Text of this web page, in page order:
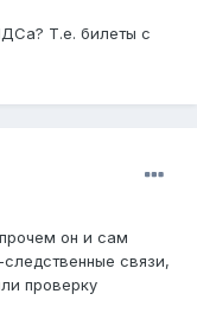
Т.е. билеты с
он и сам
связи,
проверку